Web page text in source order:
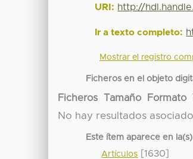
URI: http://
Ir a texto completo:
Mostrar el registro
Ficheros en el objeto
Ficheros Tamaño Formato
No hay resultados
Este ítem aparece en
Artículos [1630]